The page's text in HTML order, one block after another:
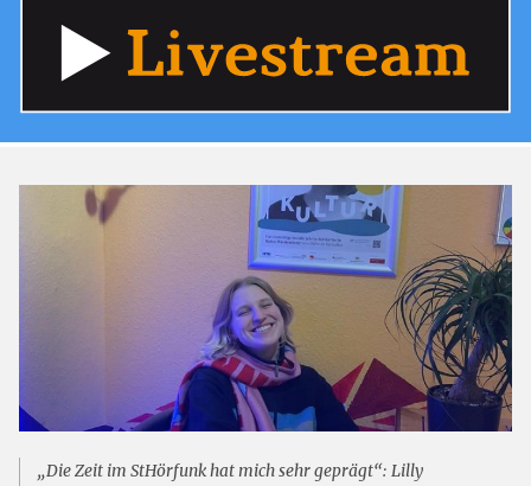
„Die Zeit im StHörfunk hat mich sehr geprägt“: Lilly